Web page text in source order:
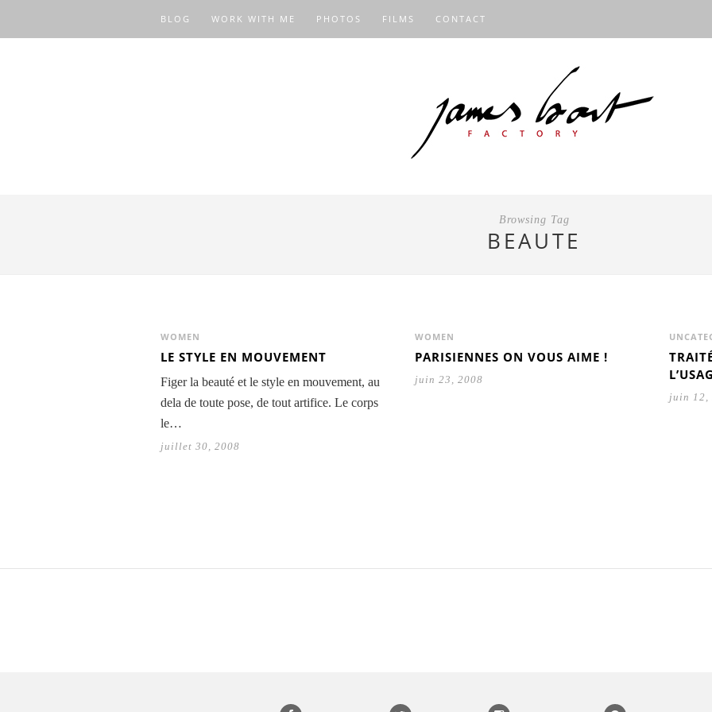
BLOG WORK WITH ME PHOTOS FILMS CONTACT
Browsing Tag
BEAUTE
WOMEN
LE STYLE EN MOUVEMENT
Figer la beauté et le style en mouvement, au
dela de toute pose, de tout artifice. Le corps
le…
juillet 30, 2008
WOMEN
PARISIENNES ON VOUS AIME !
juin 23, 2008
juin 12,